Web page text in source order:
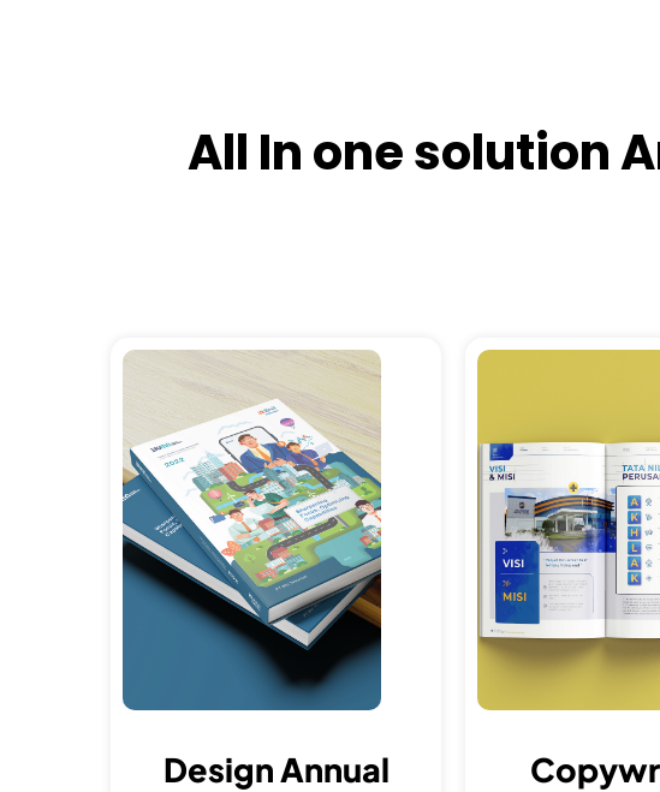
All In one solution
Design Annual